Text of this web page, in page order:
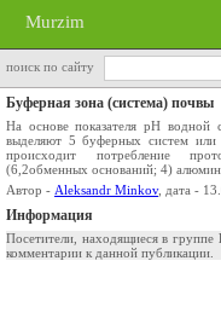
Murzim
поиск по сайту
Буферная зона (система) почвы
На основе показателя pH водной
выделяют 5 буферных систем или
происходит потребление
(6,2обменных оснований; 4)
Автор - Aleksandr Minkov, дата -
Информация
Посетители, находящиеся в группе
комментарии к данной публикации.